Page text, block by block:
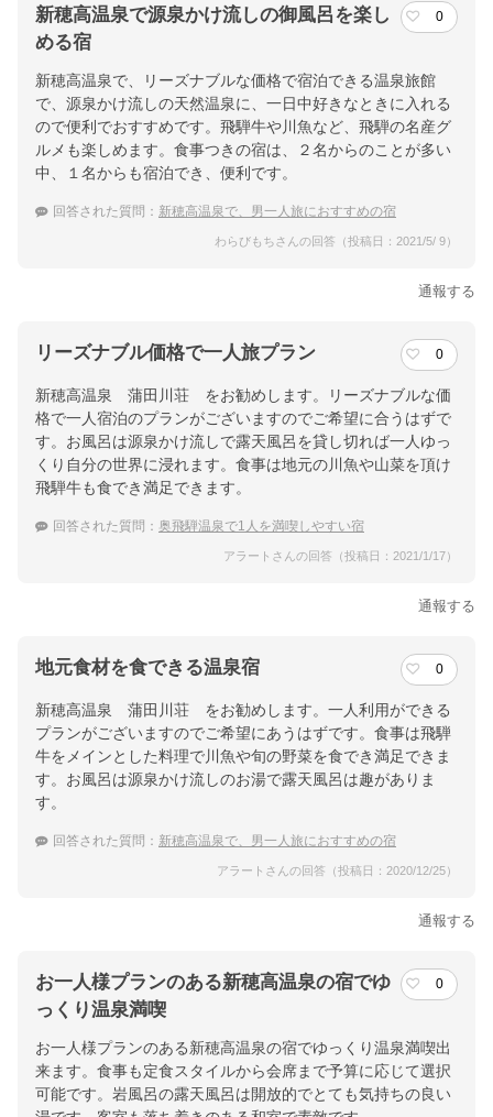
新穂高温泉で源泉かけ流しの御風呂を楽し
める宿
0
新穂高温泉で、リーズナブルな価格で宿泊できる温泉旅館
で、源泉かけ流しの天然温泉に、一日中好きなときに入れる
ので便利でおすすめです。飛騨牛や川魚など、飛騨の名産グ
ルメも楽しめます。食事つきの宿は、２名からのことが多い
中、１名からも宿泊でき、便利です。
回答された質問： 新穂高温泉で、男一人旅におすすめの宿
わらびもちさんの回答（投稿日：2021/5/ 9）
通報する
リーズナブル価格で一人旅プラン 0
新穂高温泉 蒲田川荘 をお勧めします。リーズナブルな価
格で一人宿泊のプランがございますのでご希望に合うはずで
す。お風呂は源泉かけ流しで露天風呂を貸し切れば一人ゆっ
くり自分の世界に浸れます。食事は地元の川魚や山菜を頂け
飛騨牛も食でき満足できます。
回答された質問： 奥飛騨温泉で1人を満喫しやすい宿
アラートさんの回答（投稿日：2021/1/17）
通報する
地元食材を食できる温泉宿 0
新穂高温泉 蒲田川荘 をお勧めします。一人利用ができる
プランがございますのでご希望にあうはずです。食事は飛騨
牛をメインとした料理で川魚や旬の野菜を食でき満足できま
す。お風呂は源泉かけ流しのお湯で露天風呂は趣がありま
す。
回答された質問： 新穂高温泉で、男一人旅におすすめの宿
アラートさんの回答（投稿日：2020/12/25）
通報する
お一人様プランのある新穂高温泉の宿でゆ
っくり温泉満喫
0
お一人様プランのある新穂高温泉の宿でゆっくり温泉満喫出
来ます。食事も定食スタイルから会席まで予算に応じて選択
可能です。岩風呂の露天風呂は開放的でとても気持ちの良い